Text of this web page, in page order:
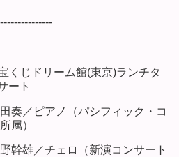
じドリーム館(東京)ランチタ
ート
ノ（パシフィック・コ
属）
（新演コンサート